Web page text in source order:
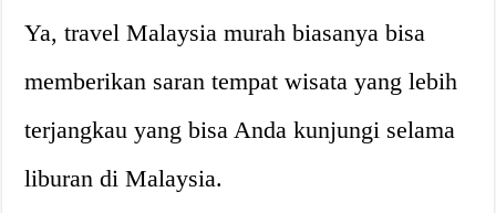
Ya, travel Malaysia murah biasanya bisa
memberikan saran tempat wisata yang lebih
terjangkau yang bisa Anda kunjungi selama
liburan di Malaysia.